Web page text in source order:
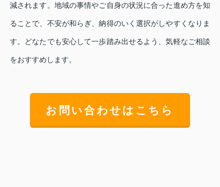
減されます。地域の事情やご自身の状況に合った進め方を知
ることで、不安が和らぎ、納得のいく選択がしやすくなりま
す。どなたでも安心して一歩踏み出せるよう、気軽なご相談
をおすすめします。
お問い合わせはこちら